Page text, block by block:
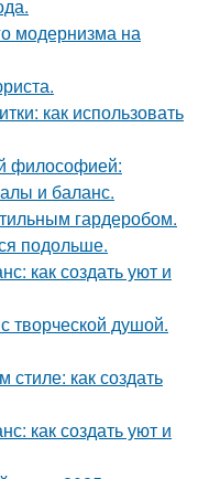
модернизма на
как использовать
философией:
и баланс.
гардеробом.
подольше.
как создать уют и
творческой душой.
стиле: как создать
как создать уют и